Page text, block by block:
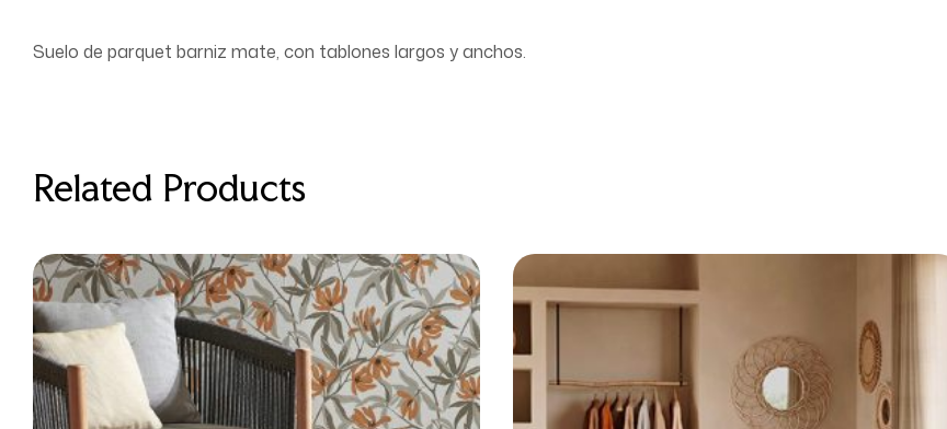
Suelo de parquet barniz mate, con tablones largos y anchos.
Related Products